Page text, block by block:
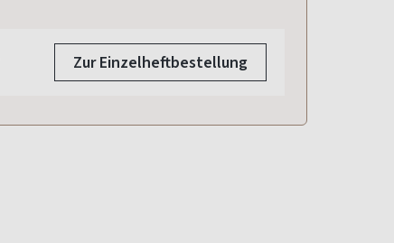
Zur Einzelheftbestellung